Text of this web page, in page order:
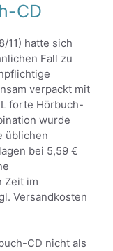
CD
11) hatte sich
Fall zu
verpackt mit
forte Hörbuch-
wurde
üblichen
bei 5,59 €
Zeit im
Versandkosten
CD nicht als